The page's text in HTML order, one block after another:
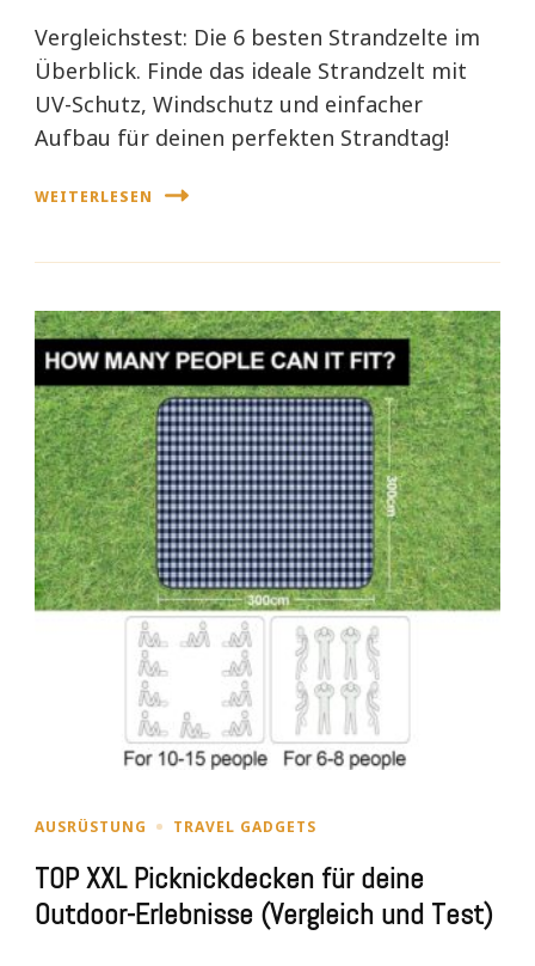
Vergleichstest: Die 6 besten Strandzelte im
Überblick. Finde das ideale Strandzelt mit
UV-Schutz, Windschutz und einfacher
Aufbau für deinen perfekten Strandtag!
WEITERLESEN
AUSRÜSTUNG TRAVEL GADGETS
TOP XXL Picknickdecken für deine
Outdoor-Erlebnisse (Vergleich und Test)